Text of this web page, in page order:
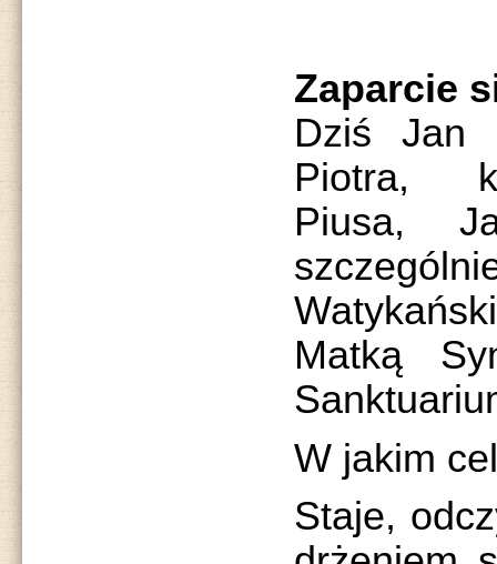
Zaparcie
Dziś Jan
Piotra,
Piusa,
Matką
W jakim
Staje,